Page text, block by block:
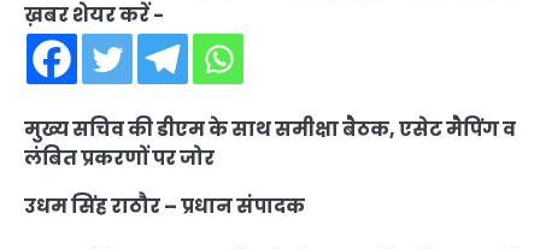
ख़बर शेयर करें -
मुख्य सचिव की डीएम के साथ समीक्षा बैठक, एसेट मैपिंग व
लंबित प्रकरणों पर जोर
उधम सिंह राठौर – प्रधान संपादक